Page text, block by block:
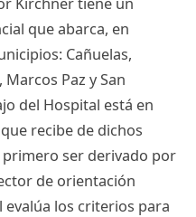
que abarca, en
Cañuelas,
Paz y San
del Hospital está en
que recibe de dichos
primero ser derivado por
de orientación
evalúa los criterios para